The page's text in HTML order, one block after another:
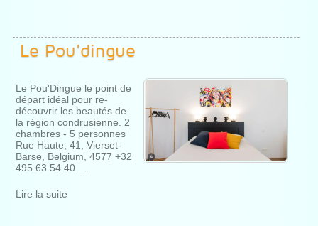
Le Pou'dingue
Le Pou'Dingue le point de
départ idéal pour re-
découvrir les beautés de
la région condrusienne. 2
chambres - 5 personnes
Rue Haute, 41, Vierset-
Barse, Belgium, 4577 +32
495 63 54 40 ...
Lire la suite